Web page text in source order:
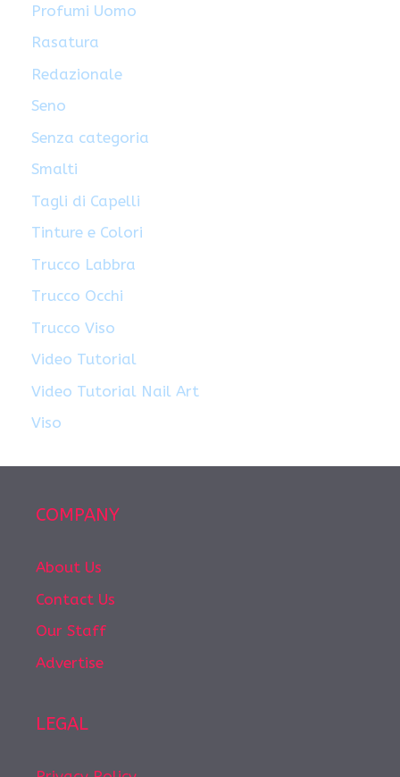
Profumi Uomo
Rasatura
Redazionale
Seno
Senza categoria
Smalti
Tagli di Capelli
Tinture e Colori
Trucco Labbra
Trucco Occhi
Trucco Viso
Video Tutorial
Video Tutorial Nail Art
Viso
COMPANY
About Us
Contact Us
Our Staff
Advertise
LEGAL